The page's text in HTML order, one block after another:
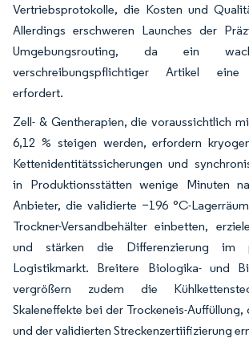
Vertriebsprotokolle, die Kosten und
Allerdings erschweren Launches der
Umgebungsrouting, da ein
verschreibungspflichtiger Artikel eine
erfordert.
Zell- & Gentherapien, die voraussichtlich
6,12 % steigen werden, erfordern
Kettenidentitätssicherungen und
in Produktionsstätten wenige Minuten
Anbieter, die validierte −196 °C-
Trockner-Versandbehälter einbetten,
und stärken die Differenzierung im
Logistikmarkt. Breitere Biologika- und
vergrößern zudem die
Skaleneffekte bei der Trockeneis-
und der validierten Streckenzertiifizierung